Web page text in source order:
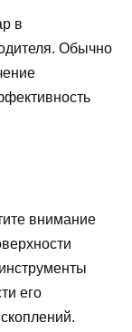
в
Обычно
внимание
его